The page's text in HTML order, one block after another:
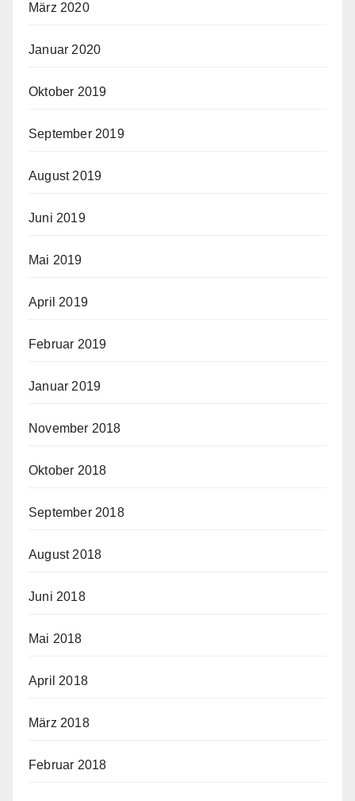
März 2020
Januar 2020
Oktober 2019
September 2019
August 2019
Juni 2019
Mai 2019
April 2019
Februar 2019
Januar 2019
November 2018
Oktober 2018
September 2018
August 2018
Juni 2018
Mai 2018
April 2018
März 2018
Februar 2018